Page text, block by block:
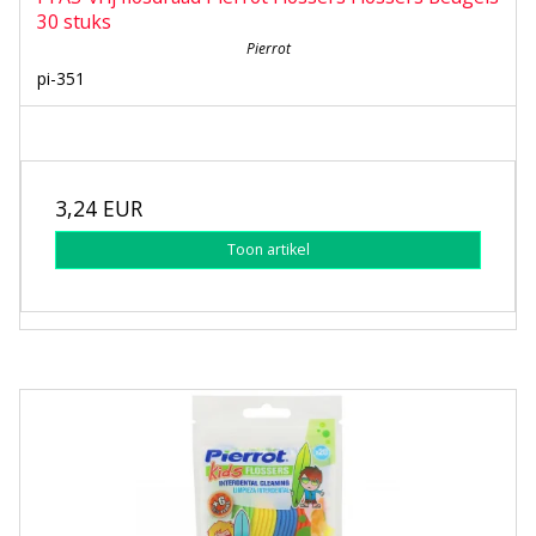
30 stuks
Pierrot
pi-351
3,24 EUR
Toon artikel